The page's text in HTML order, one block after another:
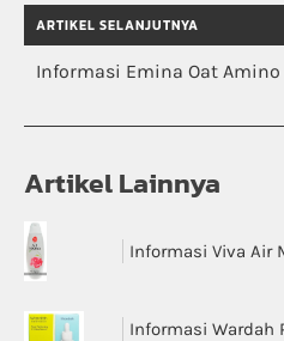
ARTIKEL SELANJUTNYA
Informasi Emina Oat Amino
Artikel Lainnya
Informasi Viva Air
Informasi Wardah